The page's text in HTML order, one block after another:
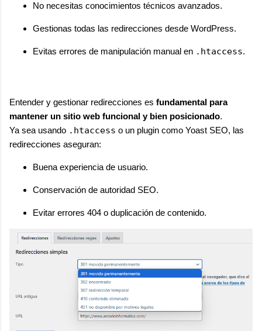
No necesitas conocimientos técnicos avanzados.
Gestionas todas las redirecciones desde WordPress.
Evitas errores de manipulación manual en .htaccess.
Entender y gestionar redirecciones es fundamental para
mantener un sitio web funcional y bien posicionado.
Ya sea usando .htaccess o un plugin como Yoast SEO, las
redirecciones aseguran:
Buena experiencia de usuario.
Conservación de autoridad SEO.
Evitar errores 404 o duplicación de contenido.